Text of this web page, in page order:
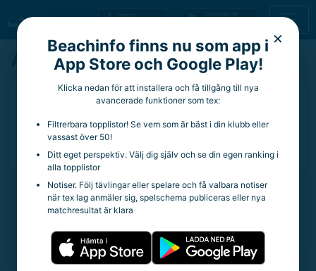
×
Beachinfo finns nu som app i
App Store och Google Play!
Klicka nedan för att installera och få tillgång till nya
avancerade funktioner som tex:
Filtrerbara topplistor! Se vem som är bäst i din klubb eller
vassast över 50!
Ditt eget perspektiv. Välj dig själv och se din egen ranking i
alla topplistor
Notiser. Följ tävlingar eller spelare och få valbara notiser
när tex lag anmäler sig, spelschema publiceras eller nya
matchresultat är klara
Alfred Skoglund
Aktuella rankingpoäng:
Totala rankingpoäng:57
Statistik
Trueskill Rating:14.76
Spelade matcher:44
Vinstprocent:36.36%